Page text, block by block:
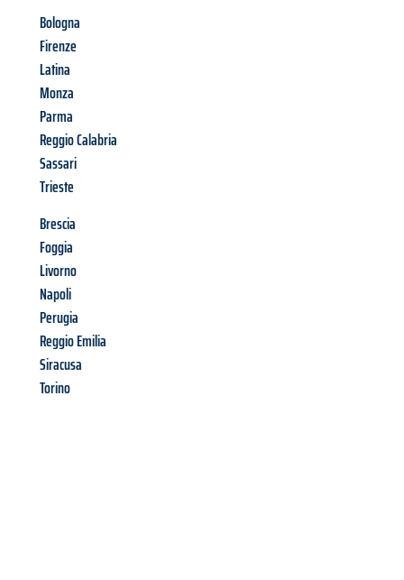
Bologna
Firenze
Latina
Monza
Parma
Reggio Calabria
Sassari
Trieste
Brescia
Foggia
Livorno
Napoli
Perugia
Reggio Emilia
Siracusa
Torino